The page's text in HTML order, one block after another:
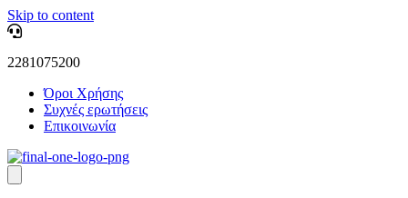
Skip to content
2281075200
Όροι Χρήσης
Συχνές ερωτήσεις
Επικοινωνία